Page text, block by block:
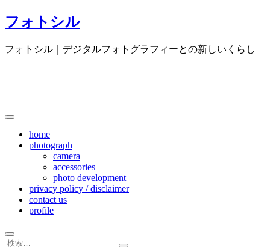
Skip
to
フォトシル
フォトシル｜デジタルフォトグラフィーとの新しいくらし
home
photograph
camera
accessories
photo development
privacy policy / disclaimer
contact us
profile